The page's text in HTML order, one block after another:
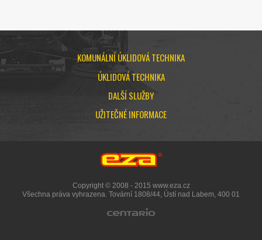
KOMUNÁLNÍ ÚKLIDOVÁ TECHNIKA
ÚKLIDOVÁ TECHNIKA
DALŠÍ SLUŽBY
UŽITEČNÉ INFORMACE
Copyright © 2008 - 2015 www.eza.cz
Všechna práva vyhrazena. Tovární 1808/44, Ústí nad Labem, 400 01